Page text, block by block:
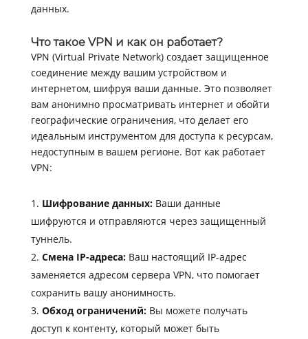
данных.
Что такое VPN и как он работает?
VPN (Virtual Private Network) создает защищенное
соединение между вашим устройством и
интернетом, шифруя ваши данные. Это позволяет
вам анонимно просматривать интернет и обойти
географические ограничения, что делает его
идеальным инструментом для доступа к ресурсам,
недоступным в вашем регионе. Вот как работает
VPN:
Шифрование данных:Ваши данные
шифруются и отправляются через защищенный
туннель.
Смена IP-адреса:Ваш настоящий IP-адрес
заменяется адресом сервера VPN, что помогает
сохранить вашу анонимность.
Обход ограничений:Вы можете получать
доступ к контенту, который может быть